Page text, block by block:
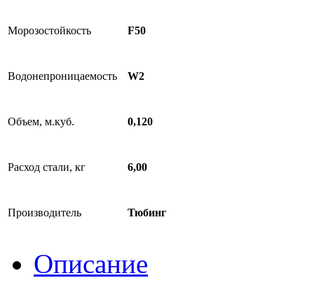
Морозостойкость F50
Водонепроницаемость W2
Объем, м.куб. 0,120
Расход стали, кг 6,00
Производитель Тюбинг
Описание